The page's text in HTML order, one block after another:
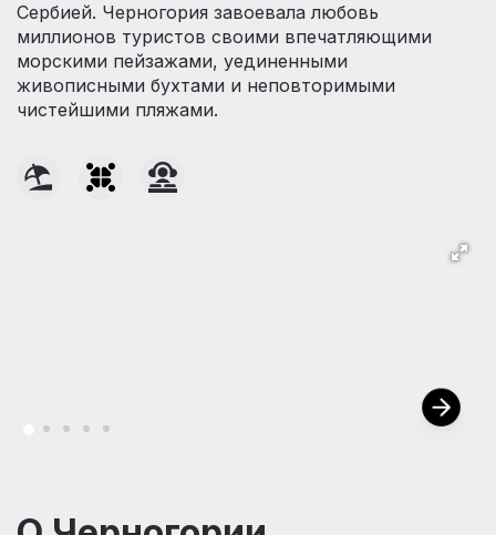
Сербией. Черногория завоевала любовь
миллионов туристов своими впечатляющими
морскими пейзажами, уединенными
живописными бухтами и неповторимыми
чистейшими пляжами.